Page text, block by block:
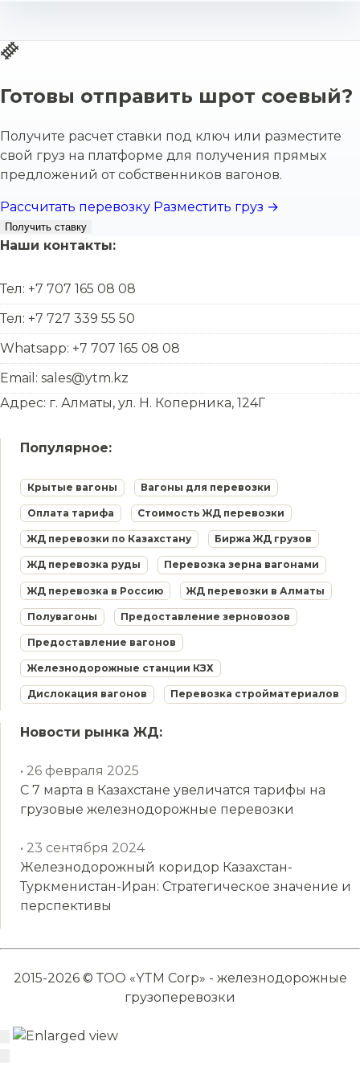
Готовы отправить шрот соевый?
Получите расчет ставки под ключ или разместите
свой груз на платформе для получения прямых
предложений от собственников вагонов.
Рассчитать перевозку Разместить груз →
Получить ставку
Наши контакты:
Тел: +7 707 165 08 08
Тел: +7 727 339 55 50
Whatsapp: +7 707 165 08 08
Email: sales@ytm.kz
Адрес: г. Алматы, ул. Н. Коперника, 124Г
Популярное:
Крытые вагоны Вагоны для перевозки
Оплата тарифа Стоимость ЖД перевозки
ЖД перевозки по Казахстану Биржа ЖД грузов
ЖД перевозка руды Перевозка зерна вагонами
ЖД перевозка в Россию ЖД перевозки в Алматы
Полувагоны Предоставление зерновозов
Предоставление вагонов
Железнодорожные станции КЗХ
Дислокация вагонов Перевозка стройматериалов
Новости рынка ЖД:
• 26 февраля 2025
С 7 марта в Казахстане увеличатся тарифы на
грузовые железнодорожные перевозки
• 23 сентября 2024
Железнодорожный коридор Казахстан-
Туркменистан-Иран: Стратегическое значение и
перспективы
2015-2026 © ТОО «YTM Corp» - железнодорожные
грузоперевозки